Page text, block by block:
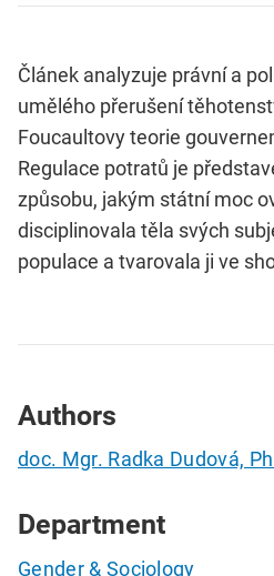
Článek analyzuje právní a
umělého přerušení
Foucaultovy teorie
Regulace potratů je
způsobu, jakým státní moc
disciplinovala těla svých
populace a tvarovala ji ve
Authors
doc. Mgr. Radka Dudová,
Department
Gender & Sociology